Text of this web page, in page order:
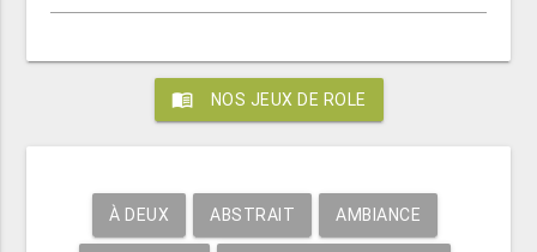
menu_book NOS JEUX DE ROLE
À DEUX ABSTRAIT AMBIANCE